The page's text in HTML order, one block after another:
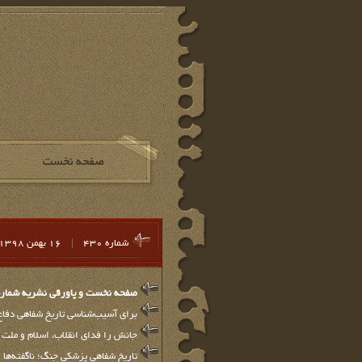
شماره 430
صفحه نخست و پاورقي نشريه شماره
برای آسیب‌شناسی تاریخ شفاهی
جانش را فدای انقلاب، اسلام و ملت
تاریخ شفاهی پزشکی جنگ؛ ناگفته‌ها